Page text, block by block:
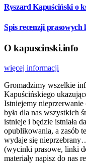
Ryszard Kapuściński o
Spis recenzji
O kapuscinski.info
więcej informacji
Gromadzimy wszelkie
Kapuścińskiego
Istniejemy
była dla nas wszystkich
istnieje i będzie istniała
opublikowania, a zasób
wydaje się
(wycinki prasowe, linki
materiały napisz do nas